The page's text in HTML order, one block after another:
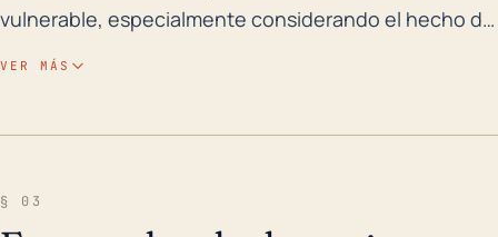
vulnerable, especialmente considerando el hecho de
que se encuentra en una región de baja altitud con la
VER MÁS
§ 03